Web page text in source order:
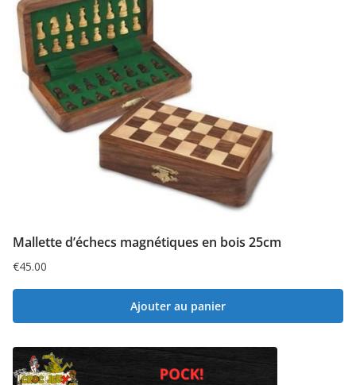
Mallette d’échecs magnétiques en bois 25cm
€45.00
Ajouter au panier